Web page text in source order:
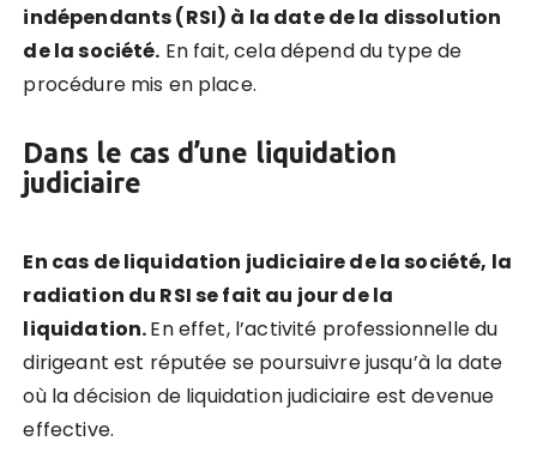
indépendants (RSI) à la date de la dissolution
de la société. En fait, cela dépend du type de
procédure mis en place.
Dans le cas d’une liquidation
judiciaire
En cas de liquidation judiciaire de la société, la
radiation du RSI se fait au jour de la
liquidation.En effet, l’activité professionnelle du
dirigeant est réputée se poursuivre jusqu’à la date
où la décision de liquidation judiciaire est devenue
effective.